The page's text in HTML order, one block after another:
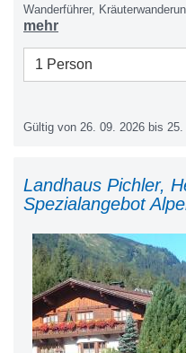
Wanderführer,
nach Führer), große möblierte
und Rutsche, Reisebett,
Brötchenservice,
Tischwäsche, Hand-
„Vorteilscard“, Wanderbus,
Wasserwelt Haldensee
ganzen Haus; kleine
mehr
1 Person
Gültig von 26. 09. 2026 bis 25.
Landhaus Pichler,
Spezialangebot